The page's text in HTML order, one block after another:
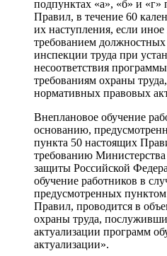
подпунктах «а», «б» и «г»
Правил, в течение 60
их наступления, если
требованием
инспекции труда при
несоответствия
требованиям охраны
нормативных правовых
Внеплановое обучение
основанию,
пункта 50 настоящих
требованию
защиты Российской
обучение работников в
предусмотренных
Правил, проводится в
охраны труда,
актуализации программ
актуализации».